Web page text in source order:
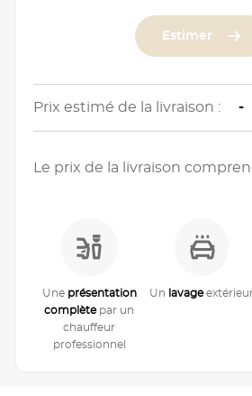
Estimer
Prix estimé de la livraison : -
Le prix de la livraison
Une présentation
complètepar un
chauffeur
professionnel
Un lavage